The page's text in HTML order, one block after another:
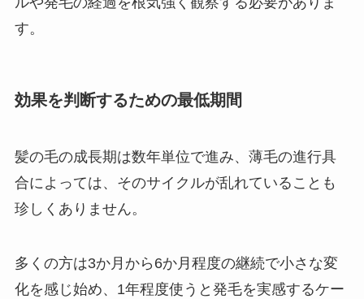
す。
効果を判断するための最低期間
髪の毛の成長期は数年単位で進み、薄毛の進行具
合によっては、そのサイクルが乱れていることも
珍しくありません。
多くの方は3か月から6か月程度の継続で小さな変
化を感じ始め、1年程度使うと発毛を実感するケー